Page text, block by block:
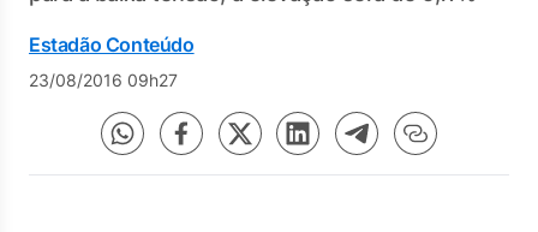
Estadão Conteúdo
23/08/2016 09h27